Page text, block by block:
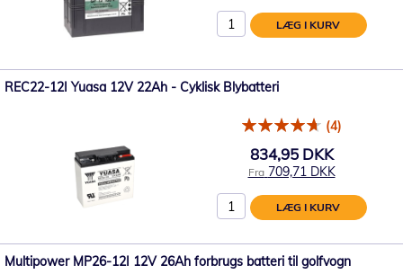
LÆG I KURV
REC22-12I Yuasa 12V 22Ah - Cyklisk Blybatteri
(4)
834,95 DKK
Fra 709,71 DKK
LÆG I KURV
Multipower MP26-12I 12V 26Ah forbrugs batteri til golfvogn